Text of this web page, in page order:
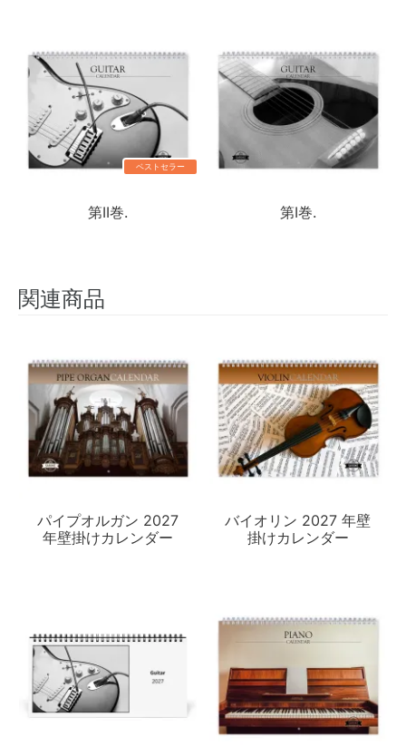
ベストセラー
第II巻. 第I巻.
関連商品
パイプオルガン 2027
年壁掛けカレンダー
バイオリン 2027 年壁
掛けカレンダー